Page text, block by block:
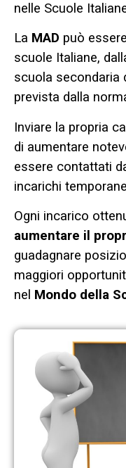
nelle Scuole
La MAD può
scuole Italiane,
scuola secondaria
prevista dalla
Inviare la propria
di aumentare
essere contattati
incarichi
Ogni incarico
aumentare il
guadagnare
maggiori
nel Mondo della